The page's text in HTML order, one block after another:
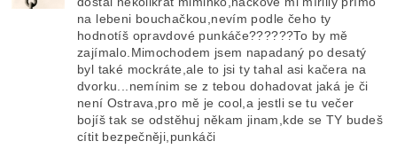
na lebeni bouchačkou,nevím podle čeho ty
hodnotíš opravdové punkáče??????To by mě
zajímalo.Mimochodem jsem napadaný po desatý
byl také mockráte,ale to jsi ty tahal asi kačera na
dvorku...nemínim se z tebou dohadovat jaká je či
není Ostrava,pro mě je cool,a jestli se tu večer
bojíš tak se odstěhuj někam jinam,kde se TY budeš
cítit bezpečněji,punkáči